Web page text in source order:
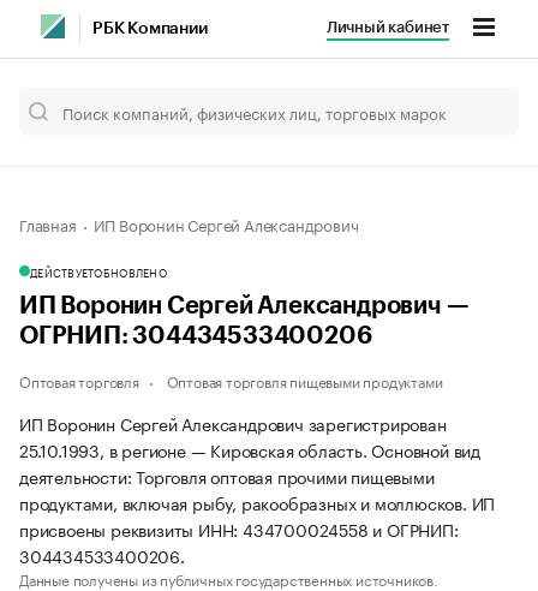
РБК Компании Личный кабинет
Главная ИП Воронин Сергей Александрович
ДЕЙСТВУЕТОБНОВЛЕНО
ИП Воронин Сергей Александрович —
ОГРНИП: 304434533400206
Оптовая торговля Оптовая торговля пищевыми продуктами
ИП Воронин Сергей Александрович зарегистрирован
25.10.1993, в регионе — Кировская область. Основной вид
деятельности: Торговля оптовая прочими пищевыми
продуктами, включая рыбу, ракообразных и моллюсков. ИП
присвоены реквизиты ИНН: 434700024558 и ОГРНИП:
304434533400206.
Данные получены из публичных государственных источников.